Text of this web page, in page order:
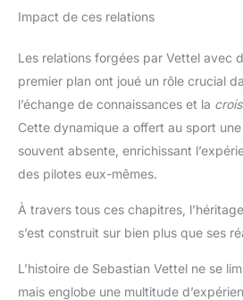
Impact de ces relations
Les relations forgées par Vettel avec
premier plan ont joué un rôle crucial
l’échange de connaissances et la
Cette dynamique a offert au sport
souvent absente, enrichissant
des pilotes eux-mêmes.
À travers tous ces chapitres,
s’est construit sur bien plus que ses
L’histoire de Sebastian Vettel ne se
mais englobe une multitude